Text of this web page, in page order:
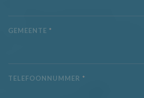
GEMEENTE *
TELEFOONNUMMER *